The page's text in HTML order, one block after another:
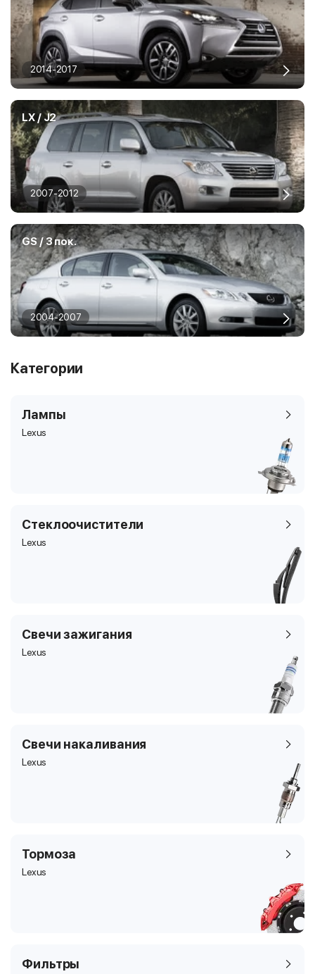
2014-2017
LX / J2
2007-2012
GS / 3 пок.
2004-2007
Категории
Лампы
Lexus
Стеклоочистители
Lexus
Свечи зажигания
Lexus
Свечи накаливания
Lexus
Тормоза
Lexus
Фильтры